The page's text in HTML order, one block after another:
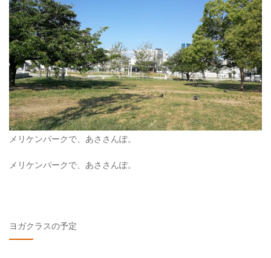
メリケンパークで、あささんぽ。
メリケンパークで、あささんぽ。
ヨガクラスの予定